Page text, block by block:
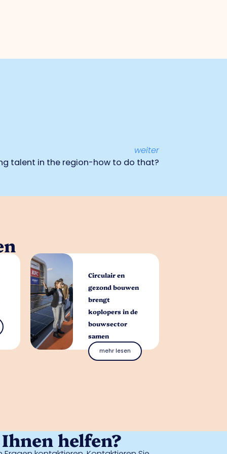
weiter
talent in the region-how to do that?
Circulair en
gezond bouwen
brengt
koplopers in de
bouwsector
samen
mehr lesen
helfen?